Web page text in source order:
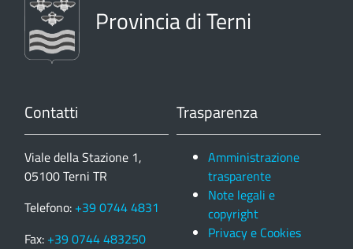
Provincia di Terni
Contatti
Viale della Stazione 1,
05100 Terni TR
Telefono: +39 0744 4831
Fax: +39 0744 483250
Trasparenza
Amministrazione
trasparente
Note legali e
copyright
Privacy e Cookies